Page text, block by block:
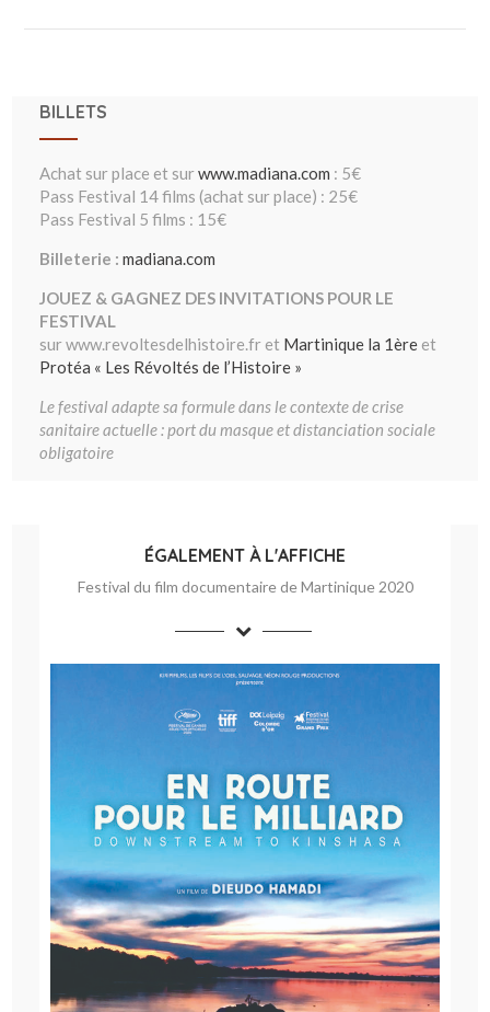
BILLETS
Achat sur place et surwww.madiana.com : 5€
Pass Festival 14 films (achat sur place) : 25€
Pass Festival 5 films : 15€
Billeterie : madiana.com
JOUEZ & GAGNEZ DES INVITATIONS POUR LE
FESTIVAL
sur www.revoltesdelhistoire.fr et Martinique la 1ère et
Protéa « Les Révoltés de l’Histoire »
Le festival adapte sa formule dans le contexte de crise
sanitaire actuelle : port du masque et distanciation sociale
obligatoire
ÉGALEMENT À L'AFFICHE
Festival du film documentaire de Martinique 2020